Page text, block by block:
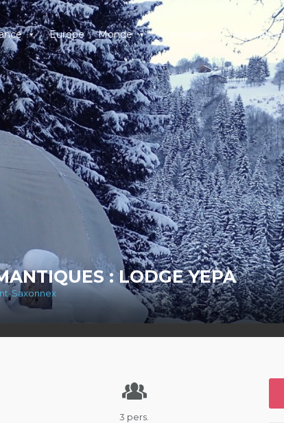
Europe Monde Typologie Inspiration
: LODGE YEPA
Saxonnex
3 pers.